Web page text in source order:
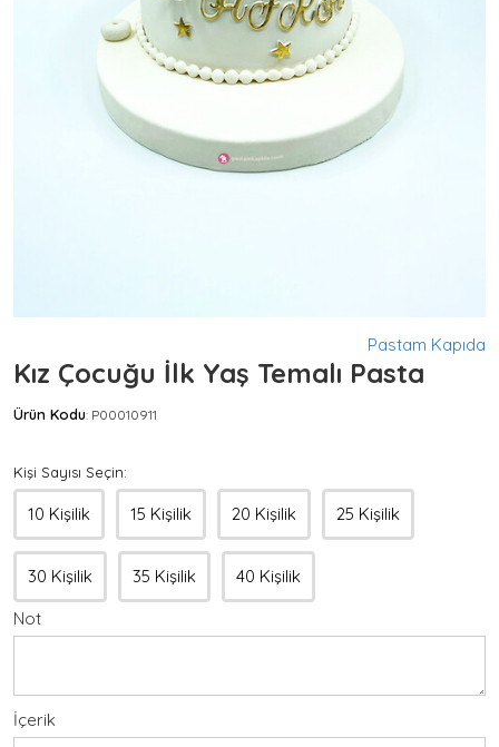
Pastam Kapıda
Kız Çocuğu İlk Yaş Temalı Pasta
Ürün Kodu: P00010911
Kişi Sayısı Seçin:
10 Kişilik 15 Kişilik 20 Kişilik 25 Kişilik
30 Kişilik 35 Kişilik
40 Kişilik
Not
İçerik